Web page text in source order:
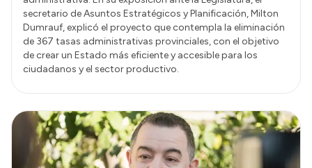
secretario de Asuntos Estratégicos y Planificación, Milton
Dumrauf, explicó el proyecto que contempla la eliminación
de 367 tasas administrativas provinciales, con el objetivo
de crear un Estado más eficiente y accesible para los
ciudadanos y el sector productivo.